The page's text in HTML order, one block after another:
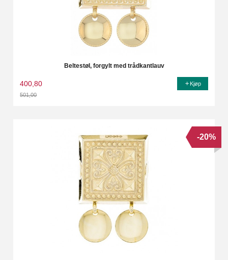
Beltestøl, forgylt med trådkantlauv
400,80
501,00
Kjøp
-20%